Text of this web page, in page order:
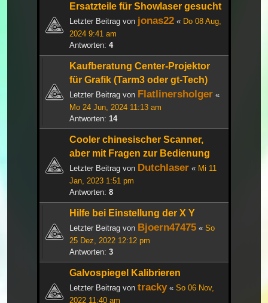
Ersatzteile für Showlaser gesucht
Letzter Beitrag von jonas22 « Do 08 Aug,
2024 9:41 am
Antworten: 4
Kaufberatung Center-Projektor
für Grafik (Tarm3 oder gt-Tech)
Letzter Beitrag von Flatlinersholger «
Mo 24 Jun, 2024 11:13 am
Antworten: 14
Cooler chinesischer Scanner,
aber mit Fragen zur Bedienung
Letzter Beitrag von Dutchlaser « Mi 11
Jan, 2023 1:51 pm
Antworten: 8
Hilfe bei Einstellung der X Y
Letzter Beitrag von Bjoern47475 « So
25 Dez, 2022 12:12 pm
Antworten: 3
Galvospiegel Kalibrieren
Letzter Beitrag von tracky« So 06 Nov,
2022 11:40 am